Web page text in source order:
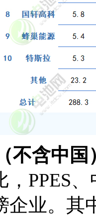
不含中
PPES
企业。其